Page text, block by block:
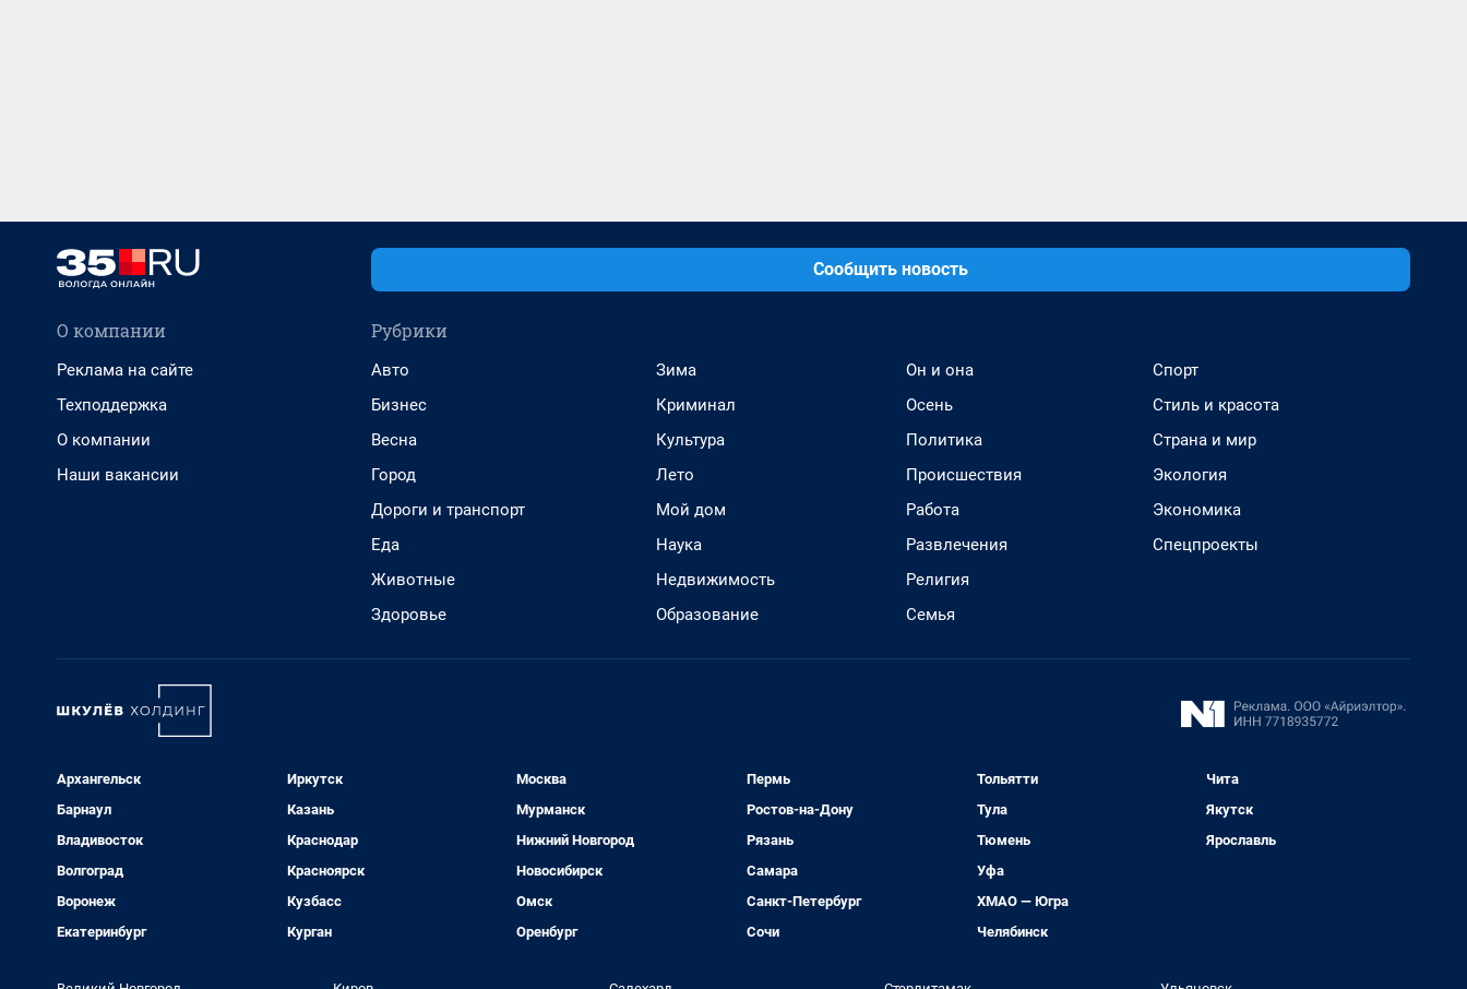
Сообщить новость
О компании
Реклама на сайте
Техподдержка
О компании
Наши вакансии
Рубрики
Авто
Бизнес
Весна
Город
Дороги и транспорт
Еда
Животные
Здоровье
Зима
Криминал
Культура
Лето
Мой дом
Наука
Недвижимость
Образование
Он и она
Осень
Политика
Происшествия
Работа
Развлечения
Религия
Семья
Спорт
Стиль и красота
Страна и мир
Экология
Экономика
Спецпроекты
Архангельск
Барнаул
Владивосток
Волгоград
Воронеж
Екатеринбург
Иркутск
Казань
Краснодар
Красноярск
Кузбасс
Курган
Москва
Мурманск
Нижний Новгород
Новосибирск
Омск
Оренбург
Пермь
Ростов-на-Дону
Рязань
Самара
Санкт-Петербург
Сочи
Тольятти
Тула
Тюмень
Уфа
ХМАО — Югра
Челябинск
Чита
Якутск
Ярославль